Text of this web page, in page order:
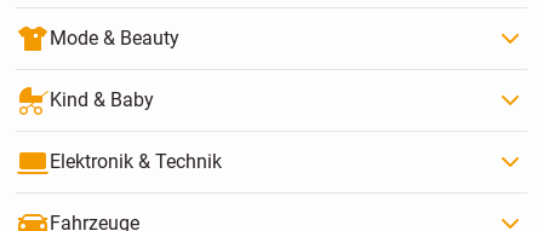
Mode & Beauty
Kind & Baby
Elektronik & Technik
Fahrzeuge